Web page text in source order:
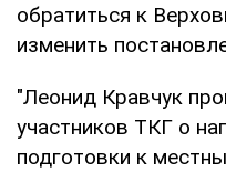
обратиться к
изменить
"Леонид Кравчук
участников ТКГ о
подготовки к